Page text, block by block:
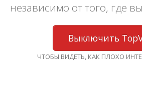
независимо от того, где
Выключить
ЧТОБЫ ВИДЕТЬ, КАК ПЛОХО